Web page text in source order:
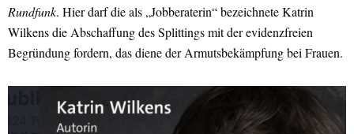
Rundfunk. Hier darf die als „Jobberaterin“ bezeichnete Katrin
Wilkens die Abschaffung des Splittings mit der evidenzfreien
Begründung fordern, das diene der Armutsbekämpfung bei Frauen.